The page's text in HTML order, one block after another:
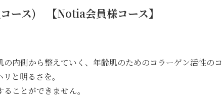
ース) 【Notia会員様コース】
内側から整えていく、年齢肌のためのコラーゲン活性のコ
と明るさを。
ことができません。